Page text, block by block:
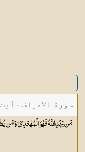
سورة الاعراف - آیت 178
مَن يَهْدِ اللَّهُ فَهُوَ الْمُهْتَدِي